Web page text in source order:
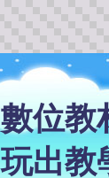
數位教
玩出教